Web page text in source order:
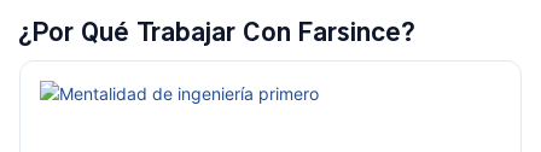
¿Por Qué Trabajar Con Farsince?